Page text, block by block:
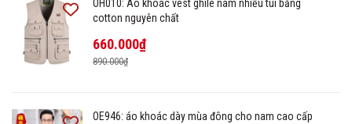
OH010: Áo khoác vest ghile nam nhiều túi bằng
cotton nguyên chất
660.000₫
890.000₫
OE946: áo khoác dày mùa đông cho nam cao cấp